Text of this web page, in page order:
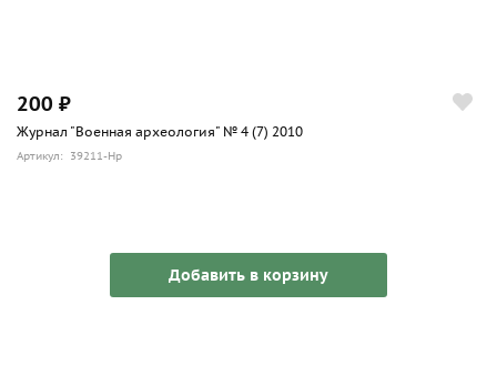
200 ₽
Журнал "Военная археология" № 4 (7) 2010
Артикул: 39211-Hp
Добавить в корзину